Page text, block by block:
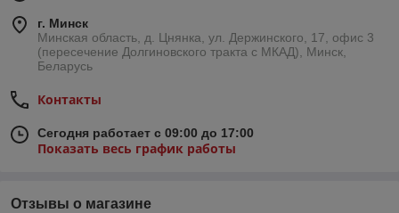
г. Минск
Минская область, д. Цнянка, ул. Держинского, 17, офис 3
(пересечение Долгиновского тракта с МКАД), Минск,
Беларусь
Контакты
Сегодня работает с 09:00 до 17:00
Показать весь график работы
Отзывы о магазине